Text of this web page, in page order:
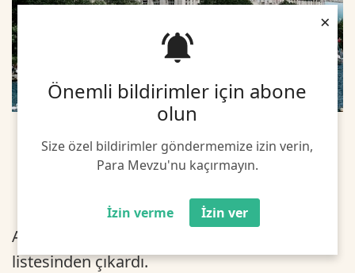
Önemli bildirimler için abone
olun
Size özel bildirimler göndermemize izin verin,
Para Mevzu'nu kaçırmayın.
İzin verme İzin ver
×
ABD Hazinesi, İsviçre'yi kur manipülatörü
listesinden çıkardı.